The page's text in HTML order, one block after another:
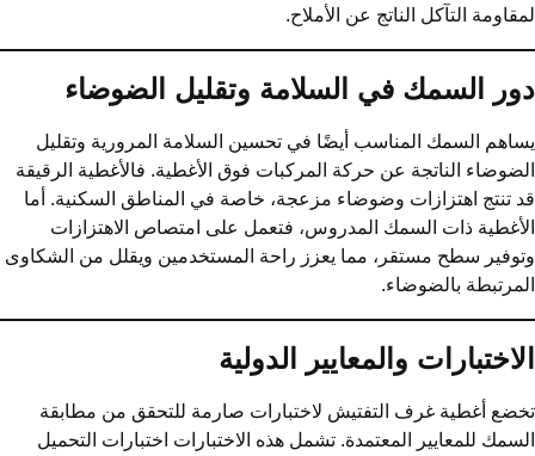
التآكل الناتج عن الأملاح.
السمك في السلامة وتقليل الضوضاء
السمك المناسب أيضًا في تحسين السلامة المرورية وتقليل
الناتجة عن حركة المركبات فوق الأغطية. فالأغطية الرقيقة
تنتج اهتزازات وضوضاء مزعجة، خاصة في المناطق السكنية. أما
ذات السمك المدروس، فتعمل على امتصاص الاهتزازات
سطح مستقر، مما يعزز راحة المستخدمين ويقلل من الشكاوى
بالضوضاء.
والمعايير الدولية
أغطية غرف التفتيش لاختبارات صارمة للتحقق من مطابقة
للمعايير المعتمدة. تشمل هذه الاختبارات اختبارات التحميل